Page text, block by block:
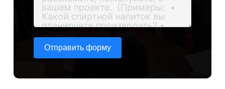
Отправить форму